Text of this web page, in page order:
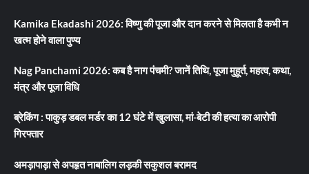
Kamika Ekadashi 2026: विष्णु की पूजा और दान करने से मिलता है कभी न
खत्म होने वाला पुण्य
Nag Panchami 2026: कब है नाग पंचमी? जानें तिथि, पूजा मुहूर्त, महत्व, कथा,
मंत्र और पूजा विधि
ब्रेकिंग : पाकुड़ डबल मर्डर का 12 घंटे में खुलासा, मां-बेटी की हत्या का आरोपी
गिरफ्तार
अमड़ापाड़ा से अपहृत नाबालिग लड़की सकुशल बरामद